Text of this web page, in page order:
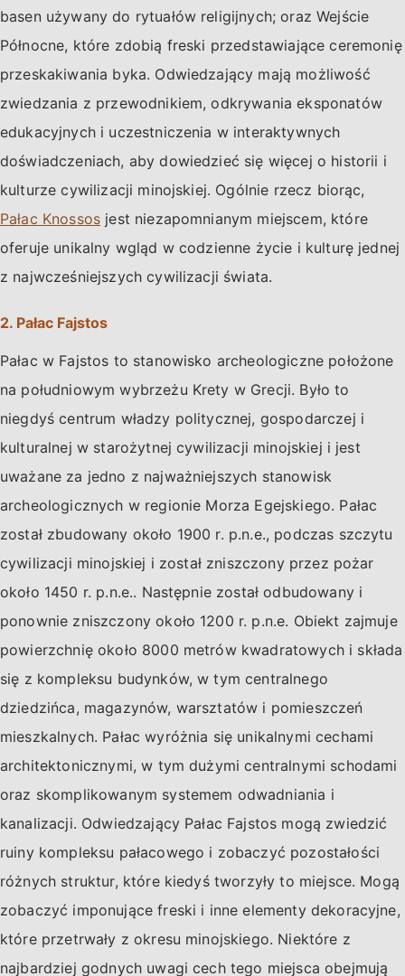
basen używany do rytuałów religijnych; oraz Wejście
Północne, które zdobią freski przedstawiające ceremonię
przeskakiwania byka. Odwiedzający mają możliwość
zwiedzania z przewodnikiem, odkrywania eksponatów
edukacyjnych i uczestniczenia w interaktywnych
doświadczeniach, aby dowiedzieć się więcej o historii i
kulturze cywilizacji minojskiej. Ogólnie rzecz biorąc,
Pałac Knossos jest niezapomnianym miejscem, które
oferuje unikalny wgląd w codzienne życie i kulturę jednej
z najwcześniejszych cywilizacji świata.
2. Pałac Fajstos
Pałac w Fajstos to stanowisko archeologiczne położone
na południowym wybrzeżu Krety w Grecji. Było to
niegdyś centrum władzy politycznej, gospodarczej i
kulturalnej w starożytnej cywilizacji minojskiej i jest
uważane za jedno z najważniejszych stanowisk
archeologicznych w regionie Morza Egejskiego. Pałac
został zbudowany około 1900 r. p.n.e., podczas szczytu
cywilizacji minojskiej i został zniszczony przez pożar
około 1450 r. p.n.e.. Następnie został odbudowany i
ponownie zniszczony około 1200 r. p.n.e. Obiekt zajmuje
powierzchnię około 8000 metrów kwadratowych i składa
się z kompleksu budynków, w tym centralnego
dziedzińca, magazynów, warsztatów i pomieszczeń
mieszkalnych. Pałac wyróżnia się unikalnymi cechami
architektonicznymi, w tym dużymi centralnymi schodami
oraz skomplikowanym systemem odwadniania i
kanalizacji. Odwiedzający Pałac Fajstos mogą zwiedzić
ruiny kompleksu pałacowego i zobaczyć pozostałości
różnych struktur, które kiedyś tworzyły to miejsce. Mogą
zobaczyć imponujące freski i inne elementy dekoracyjne,
które przetrwały z okresu minojskiego. Niektóre z
najbardziej godnych uwagi cech tego miejsca obejmują